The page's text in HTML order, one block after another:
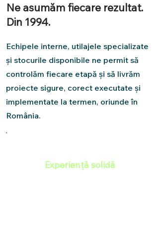
Ne asumăm fiecare rezultat.
Din 1994.
Echipele interne, utilajele specializate
și stocurile disponibile ne permit să
controlăm fiecare etapă și să livrăm
proiecte sigure, corect executate și
implementate la termen, oriunde în
România.
Experiență solidă